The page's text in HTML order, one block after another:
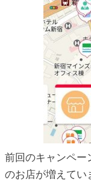
前回のキャンペー
のお店が増えてい